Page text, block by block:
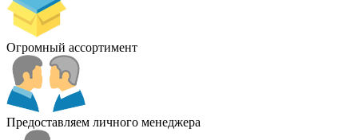
Огромный ассортимент
Предоставляем личного менеджера